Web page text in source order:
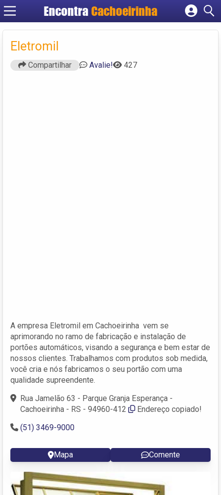
Encontra Cachoeirinha
Cadastrar empresa
Eletromil
Compartilhar Avalie! 427
A empresa Eletromil em Cachoeirinha vem se
aprimorando no ramo de fabricação e instalação de
portões automáticos, visando a segurança e bem estar de
nossos clientes. Trabalhamos com produtos sob medida,
você cria e nós fabricamos o seu portão com uma
qualidade supreendente.
Rua Jamelão 63 - Parque Granja Esperança -
Cachoeirinha - RS - 94960-412
Endereço copiado!
(51) 3469-9000
Mapa Comente